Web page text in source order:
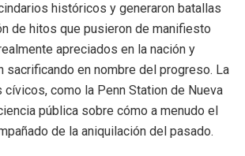
históricos y generaron batallas
de hitos que pusieron de manifiesto
apreciados en la nación y
sacrificando en nombre del progreso. La
como la Penn Station de Nueva
pública sobre cómo a menudo el
de la aniquilación del pasado.